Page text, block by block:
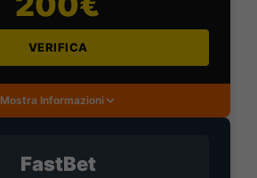
VERIFICA
Mostra Informazioni
FastBet